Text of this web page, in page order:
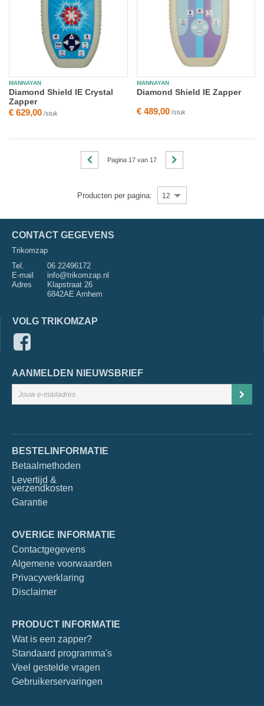
MANNAYAN
Diamond Shield IE Crystal
Zapper
€ 629,00 /stuk
MANNAYAN
Diamond Shield IE Zapper
€ 489,00/stuk
Producten per pagina: 12
Pagina 17 van 17
CONTACT GEGEVENS
Trikomzap
Tel.
06 22496172
E-mail
info@trikomzap.nl
Adres
Klapstraat 26
6842AE Arnhem
VOLG TRIKOMZAP
AANMELDEN NIEUWSBRIEF
BESTELINFORMATIE
Betaalmethoden
Levertijd &
verzendkosten
Garantie
OVERIGE INFORMATIE
Contactgegevens
Algemene voorwaarden
Privacyverklaring
Disclaimer
PRODUCT INFORMATIE
Wat is een zapper?
Standaard programma's
Veel gestelde vragen
Gebruikerservaringen